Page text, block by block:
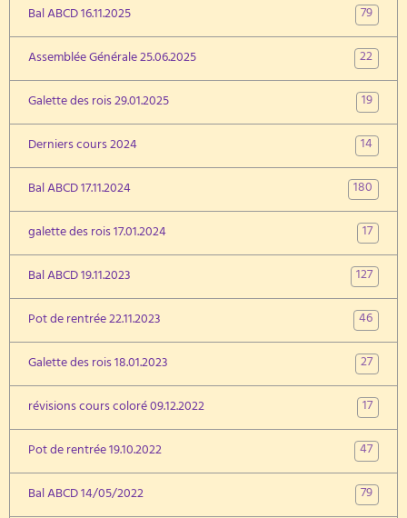
Bal ABCD 16.11.2025
79
Assemblée Générale 25.06.2025
22
Galette des rois 29.01.2025
19
Derniers cours 2024
14
Bal ABCD 17.11.2024
180
galette des rois 17.01.2024
17
Bal ABCD 19.11.2023
127
Pot de rentrée 22.11.2023
46
Galette des rois 18.01.2023
27
révisions cours coloré 09.12.2022
17
Pot de rentrée 19.10.2022
47
Bal ABCD 14/05/2022
79